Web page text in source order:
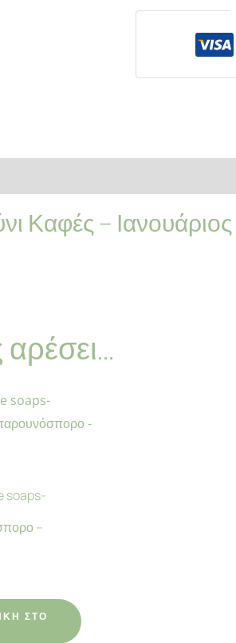
Καφές – Ιανουάριος
soaps-
–
ΣΤΟ